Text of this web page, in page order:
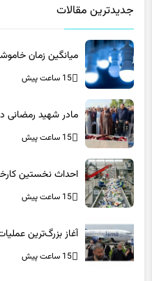
جدیدترین مقالات
میانگین زمان
15 ساعت پیش
مادر شهید رمضانی
15 ساعت پیش
احداث نخستین
15 ساعت پیش
آغاز بزرگ‌ترین
15 ساعت پیش